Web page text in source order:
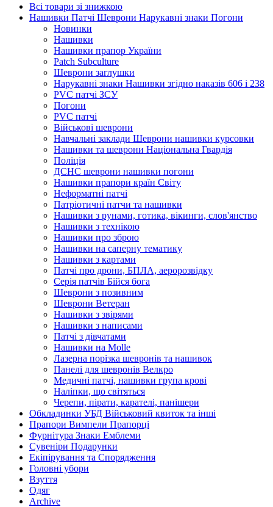
Всі товари зі знижкою
Нашивки Патчі Шеврони Нарукавні знаки Погони
Новинки
Нашивки
Нашивки прапор України
Рatch Subculture
Шеврони заглушки
Нарукавні знаки Нашивки згідно наказів 606 і 238
PVC патчі ЗСУ
Погони
PVC патчі
Військові шеврони
Навчальні заклади Шеврони нашивки курсовки
Нашивки та шеврони Національна Гвардія
Поліція
ДСНС шеврони нашивки погони
Нашивки прапори країн Світу
Неформатні патчі
Патріотичні патчи та нашивки
Нашивки з рунами, готика, вікинги, слов'янство
Нашивки з технікою
Нашивки про зброю
Нашивки на саперну тематику
Нашивки з картами
Патчі про дрони, БПЛА, аеророзвідку
Серія патчів Бійся бога
Шеврони з позивним
Шеврони Ветеран
Нашивки з звірями
Нашивки з написами
Патчі з дівчатами
Нашивки на Molle
Лазерна порізка шевронів та нашивок
Панелі для шевронів Велкро
Медичні патчі, нашивки група крові
Наліпки, що світяться
Черепи, пірати, карателі, панішери
Обкладинки УБД Військовий квиток та інші
Прапори Вимпели Прапорці
Фурнітура Знаки Емблеми
Сувеніри Подарунки
Екіпірування та Спорядження
Головні убори
Взуття
Одяг
Archive